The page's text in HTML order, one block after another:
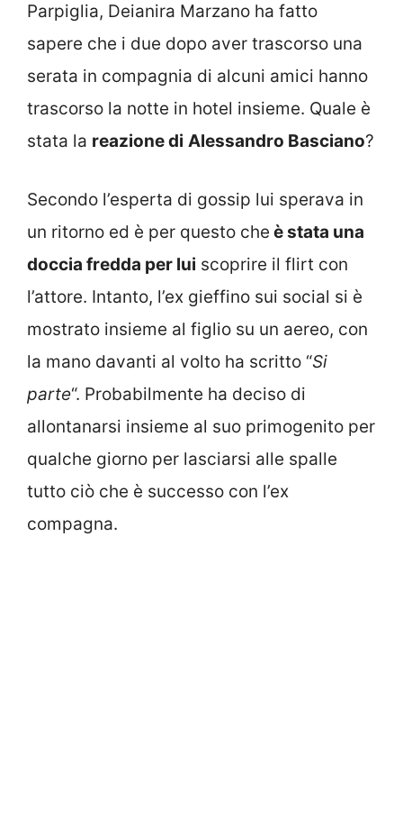
Parpiglia, Deianira Marzano ha fatto
sapere che i due dopo aver trascorso una
serata in compagnia di alcuni amici hanno
trascorso la notte in hotel insieme. Quale è
stata la reazione di Alessandro Basciano?
Secondo l’esperta di gossip lui sperava in
un ritorno ed è per questo che è stata una
doccia fredda per lui scoprire il flirt con
l’attore. Intanto, l’ex gieffino sui social si è
mostrato insieme al figlio su un aereo, con
la mano davanti al volto ha scritto “Si
parte“. Probabilmente ha deciso di
allontanarsi insieme al suo primogenito per
qualche giorno per lasciarsi alle spalle
tutto ciò che è successo con l’ex
compagna.